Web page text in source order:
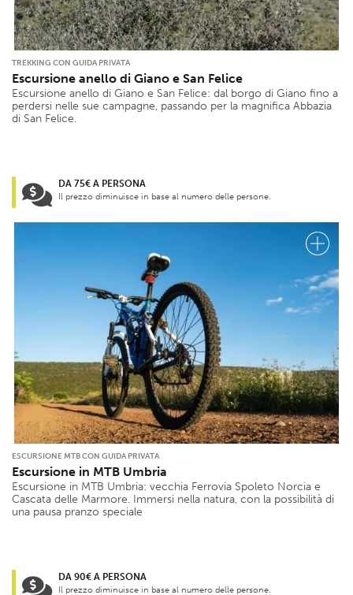
TREKKING CON GUIDA PRIVATA
Escursione anello di Giano e San Felice
Escursione anello di Giano e San Felice: dal borgo di Giano fino a
perdersi nelle sue campagne, passando per la magnifica Abbazia
di San Felice.
DA 75€ A PERSONA
Il prezzo diminuisce in base al numero delle persone.
ESCURSIONE MTB CON GUIDA PRIVATA
Escursione in MTB Umbria
Escursione in MTB Umbria: vecchia Ferrovia Spoleto Norcia e
Cascata delle Marmore. Immersi nella natura, con la possibilità di
una pausa pranzo speciale
DA 90€ A PERSONA
Il prezzo diminuisce in base al numero delle persone.